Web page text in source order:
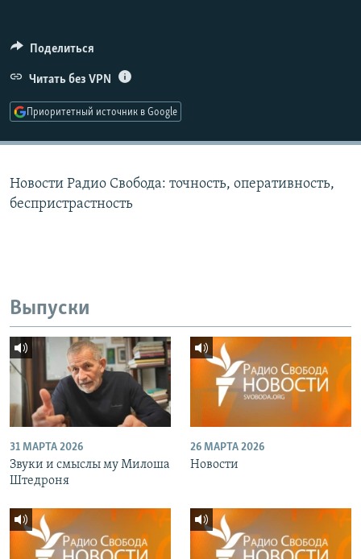
ПОДПИШИТЕСЬ НА РАССЫЛКУ
СОЦИАЛЬНЫЕ СЕТИ
Поделиться
Читать без VPN
Приоритетный источник в Google
Новости Радио Свобода: точность, оперативность,
беспристрастность
Выпуски
31 МАРТА 2026
Звуки и смыслы му Милоша
Штедроня
26 МАРТА 2026
Новости